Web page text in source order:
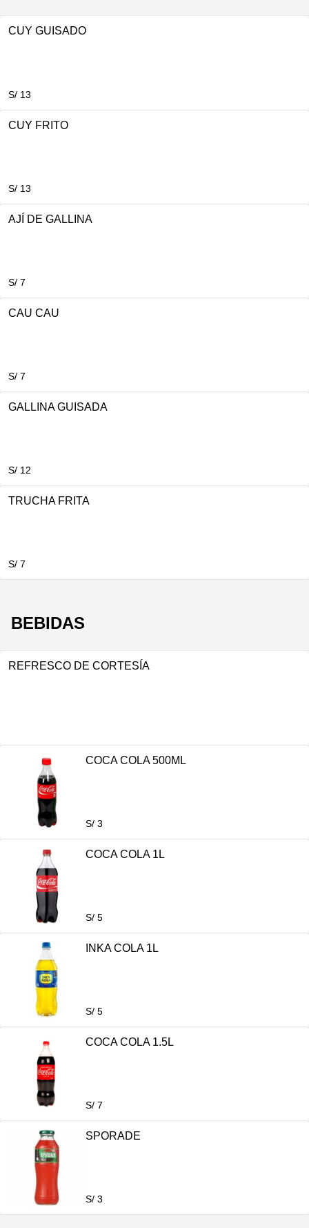
CUY GUISADO
S/ 13
CUY FRITO
S/ 13
AJÍ DE GALLINA
S/ 7
CAU CAU
S/ 7
GALLINA GUISADA
S/ 12
TRUCHA FRITA
S/ 7
BEBIDAS
REFRESCO DE CORTESÍA
COCA COLA 500ML
S/ 3
COCA COLA 1L
S/ 5
INKA COLA 1L
S/ 5
COCA COLA 1.5L
S/ 7
SPORADE
S/ 3